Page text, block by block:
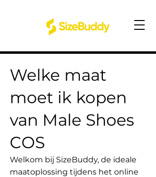
Welke maat
moet ik kopen
van Male Shoes
COS
Welkom bij SizeBuddy, de ideale
maatoplossing tijdens het online